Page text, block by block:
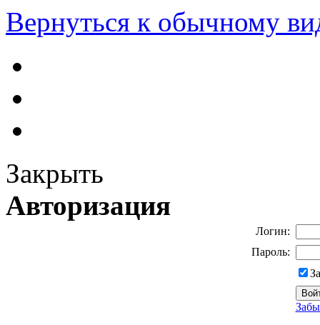
Вернуться к обычному
Закрыть
Авторизация
Логин:
Пароль: